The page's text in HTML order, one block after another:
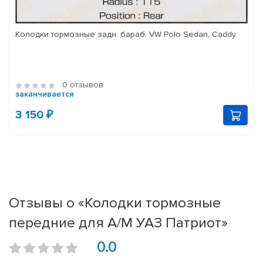
Колодки тормозные задн. бараб. VW Polo Sedan, Caddy
0 отзывов
заканчивается
3 150 ₽
Отзывы о «Колодки тормозные
передние для А/М УАЗ Патриот»
0.0